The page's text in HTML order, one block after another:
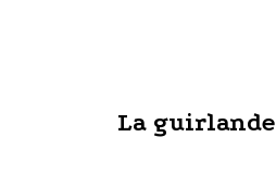
La guirlande